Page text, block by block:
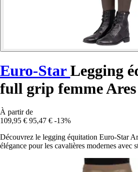
Euro-StarLegging
full grip femme Ares
À partir de
109,95 € 95,47 € -13%
Découvrez le legging équitation Euro-Star
élégance pour les cavalières modernes avec